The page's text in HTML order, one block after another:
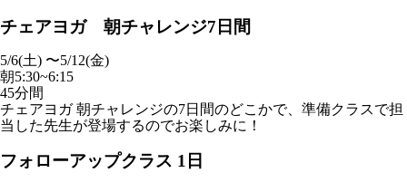
チェアヨガ 朝チャレンジ7日間
5/6(土) 〜5/12(金)
朝5:30~6:15
45分間
チェアヨガ 朝チャレンジの7日間のどこかで、準備クラスで担
当した先生が登場するのでお楽しみに！
フォローアップクラス 1日